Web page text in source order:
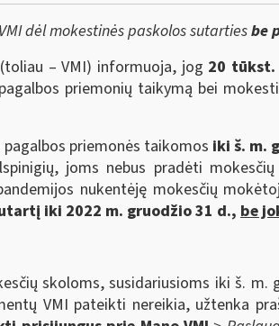
dėl mokestinės paskolos sutartiesbe
– VMI) informuoja, jog 20 tūkst.
priemonių taikymą bei
priemonės taikomos iki š. m.
joms nebus pradėti
nukentėję mokesčių
iki 2022 m. gruodžio 31 d., be
skoloms, susidariusioms iki š.
VMI pateikti nereikia, užtenka